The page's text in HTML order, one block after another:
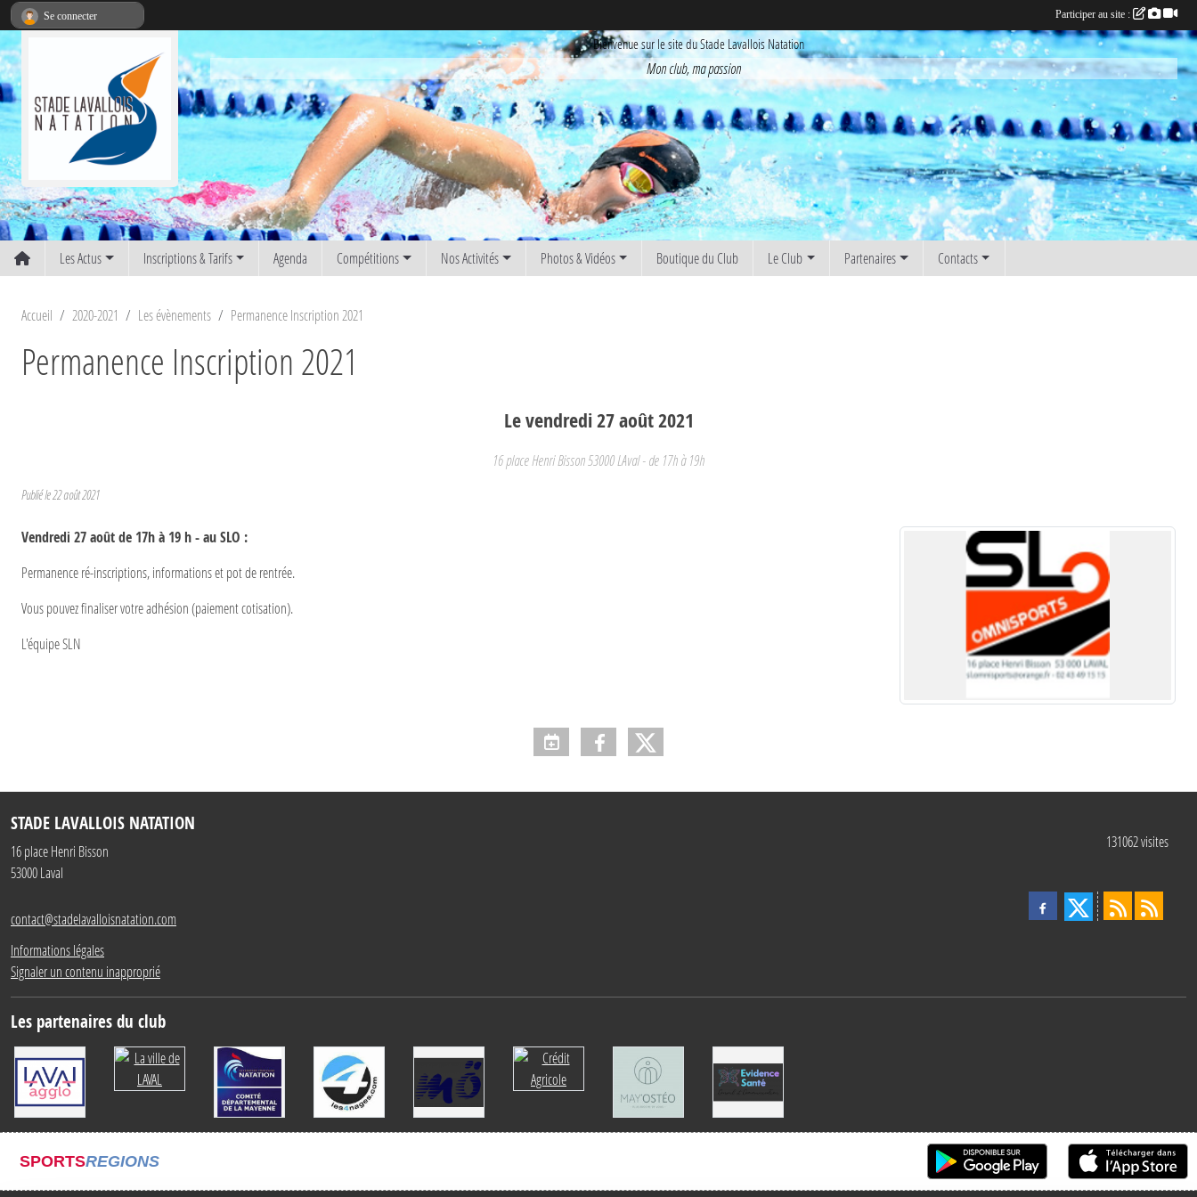
Bienvenue sur le site du Stade Lavallois Natation
Mon club, ma passion
Les Actus Inscriptions & Tarifs Agenda Compétitions Nos Activités Photos & Vidéos Boutique du Club Le Club Partenaires Contacts
Accueil 2020-2021 Les évènements Permanence Inscription 2021
Permanence Inscription 2021
Levendredi27août2021
16 place Henri Bisson53000LAval- de 17h à 19h
Publié le22 août 2021
Vendredi 27 août de 17h à 19 h - au SLO :
Permanence ré-inscriptions, informations et pot de rentrée.
Vous pouvez finaliser votre adhésion (paiement cotisation).
L'équipe SLN
STADE LAVALLOIS NATATION
16 place Henri Bisson
53000Laval
contact@stadelavalloisnatation.com
Informations légales
Signaler un contenu inapproprié
131062visites
Les partenaires du club
SPORTSREGIONS
Se connecter Participer au site :
Panneau de gestion des cookies